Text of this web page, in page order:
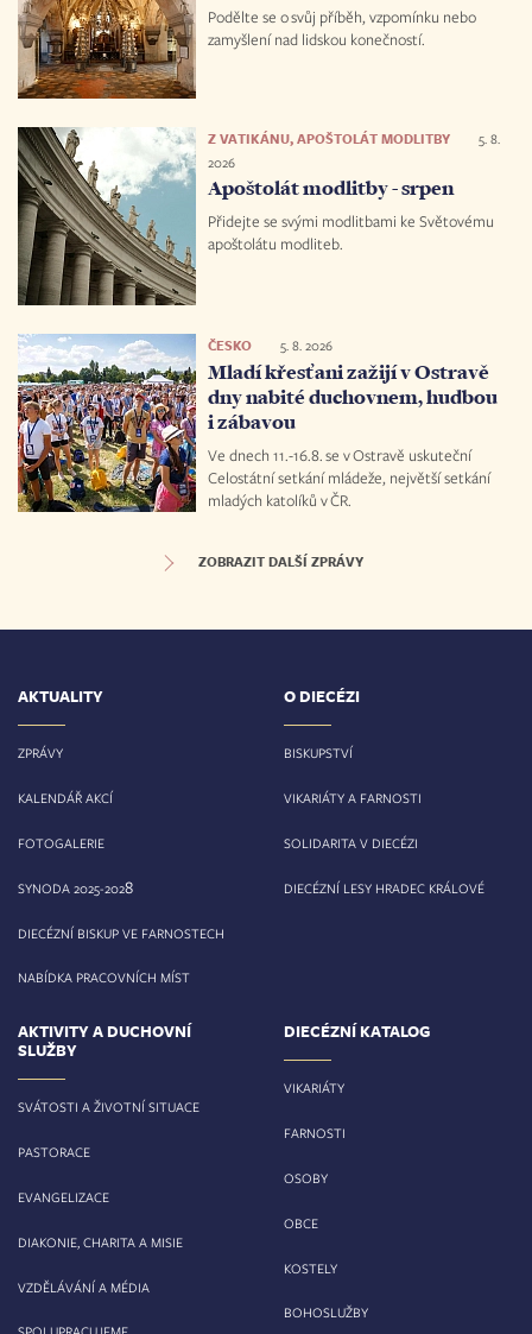
Podělte se o svůj příběh, vzpomínku nebo
zamyšlení nad lidskou konečností.
Z VATIKÁNU, APOŠTOLÁT MODLITBY
5. 8.
2026
Apoštolát modlitby - srpen
Přidejte se svými modlitbami ke Světovému
apoštolátu modliteb.
ČESKO 5. 8. 2026
Mladí křesťani zažijí v Ostravě
dny nabité duchovnem, hudbou
i zábavou
Ve dnech 11.-16.8. se v Ostravě uskuteční
Celostátní setkání mládeže, největší setkání
mladých katolíků v ČR.
ZOBRAZIT DALŠÍ ZPRÁVY
AKTUALITY
ZPRÁVY
KALENDÁŘ AKCÍ
FOTOGALERIE
SYNODA 2025-2028
DIECÉZNÍ BISKUP VE FARNOSTECH
NABÍDKA PRACOVNÍCH MÍST
O DIECÉZI
BISKUPSTVÍ
VIKARIÁTY A FARNOSTI
SOLIDARITA V DIECÉZI
DIECÉZNÍ LESY HRADEC KRÁLOVÉ
AKTIVITY A DUCHOVNÍ
SLUŽBY
SVÁTOSTI A ŽIVOTNÍ SITUACE
PASTORACE
EVANGELIZACE
DIAKONIE, CHARITA A MISIE
VZDĚLÁVÁNÍ A MÉDIA
DIECÉZNÍ KATALOG
VIKARIÁTY
FARNOSTI
OSOBY
OBCE
KOSTELY
BOHOSLUŽBY